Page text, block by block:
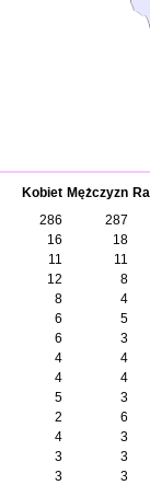
Kobiet Mężczyzn
286
287
16
18
11
11
12
8
8
4
6
5
6
3
4
4
4
4
5
3
2
6
4
3
3
3
3
3